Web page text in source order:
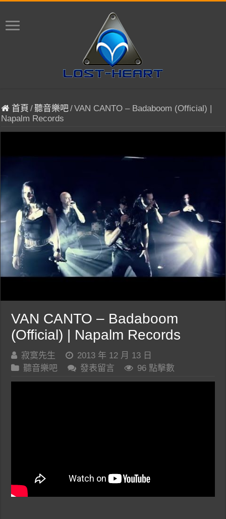
首頁 /聽音樂吧/VAN CANTO – Badaboom (Official) |
Napalm Records
VAN CANTO – Badaboom
(Official) | Napalm Records
寂寞先生
2013 年 12 月 13 日
聽音樂吧
發表留言 96 點擊數